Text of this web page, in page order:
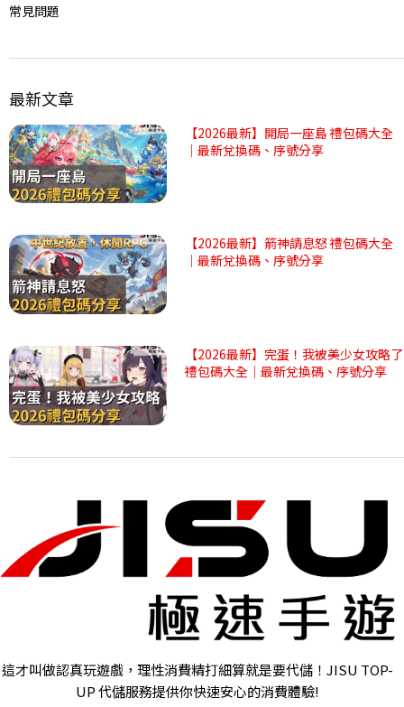
常見問題
最新文章
【2026最新】開局一座島 禮包碼大全
｜最新兌換碼、序號分享
【2026最新】箭神請息怒 禮包碼大全
｜最新兌換碼、序號分享
【2026最新】完蛋！我被美少女攻略了
禮包碼大全｜最新兌換碼、序號分享
這才叫做認真玩遊戲，理性消費精打細算就是要代儲！JISU TOP-
UP 代儲服務提供你快速安心的消費體驗!